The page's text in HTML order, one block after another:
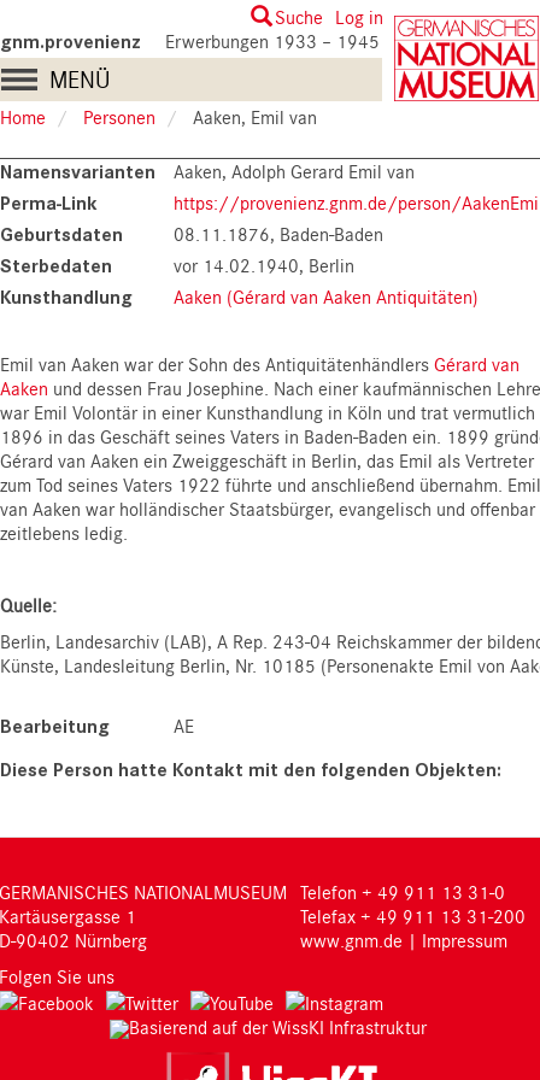
to
main
content
User
account
menu
Suche Log in
gnm.provenienz Erwerbungen 1933 – 1945
Main
navigation
MENÜ
Home Personen Aaken, Emil van
Namensvarianten Aaken, Adolph Gerard Emil van
Perma-Link https://provenienz.gnm.de/person/
Geburtsdaten 08.11.1876, Baden-Baden
Sterbedaten vor 14.02.1940, Berlin
Kunsthandlung Aaken (Gérard van Aaken Antiquitäten)
Emil van Aaken war der Sohn des Antiquitätenhändlers Gérard van
Aaken und dessen Frau Josephine. Nach einer kaufmännischen Lehre
war Emil Volontär in einer Kunsthandlung in Köln und trat vermutlich
1896 in das Geschäft seines Vaters in Baden-Baden ein. 1899
Gérard van Aaken ein Zweiggeschäft in Berlin, das Emil als Vertreter
zum Tod seines Vaters 1922 führte und anschließend übernahm. Emil
van Aaken war holländischer Staatsbürger, evangelisch und offenbar
zeitlebens ledig.
Quelle:
Berlin, Landesarchiv (LAB), A Rep. 243-04 Reichskammer der
Künste, Landesleitung Berlin, Nr. 10185 (Personenakte Emil von
Bearbeitung AE
GERMANISCHES NATIONALMUSEUM
Kartäusergasse 1
D-90402 Nürnberg
Telefon + 49 911 13 31-0
Telefax + 49 911 13 31-200
www.gnm.de | Impressum
Folgen Sie uns
Basierend auf der WissKI Infrastruktur